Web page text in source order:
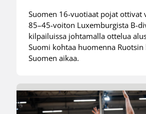
Suomen 16-vuotiaat pojat ottivat
85–45-voiton Luxemburgista B-
kilpailuissa johtamalla ottelua
Suomi kohtaa huomenna
Suomen aikaa.